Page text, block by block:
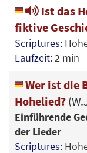
Ist das
fiktive
Scriptures:
Laufzeit:2 min
Wer ist die
Hohelied?
Einführende
der Lieder
Scriptures: